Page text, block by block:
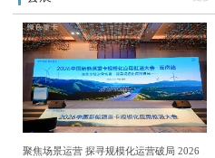
聚焦场景运营 探寻规模化运营破局 2026